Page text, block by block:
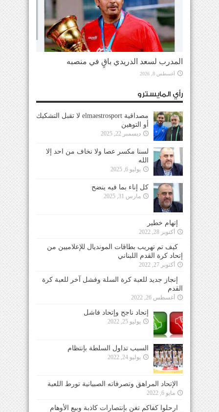
المدرب لسعد الدريدي باقٍ في منصبه
أغسطس 8, 2026
رأي المايسترو
مصداقية elmaestrosport لا تقبل التشكيك
أو التوهين
ديسمبر 22, 2025
لسنا مكسر عصا ولا نخاف من احد إلا
الله
يوليو 6, 2025
كل إناء بما فيه ينضح
مارس 31, 2025
إتهام خطير
أكتوبر 28, 2022
كيف تم تهريب بطاقات المونديال للإعلاميين من
إتحاد كرة القدم اللبناني
أكتوبر 27, 2022
إنجاز جديد للعبة كرة السلة وفشل آخر للعبة كرة
القدم
أغسطس 26, 2022
إتحاد ناجح وإتحاد فاشل
يوليو 25, 2022
السبب تداول السلطة بإنتظام
يوليو 24, 2022
الإتحاد المراهق وتصرفاته الصبيانية تورط اللعبة
مايو 6, 2022
ارحلوا كفاكم تغنٍ بإنتصارات كاذبة وبيع الأوهام